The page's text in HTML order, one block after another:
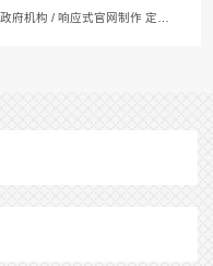
政府机构 / 响应式官网制作 定制开发